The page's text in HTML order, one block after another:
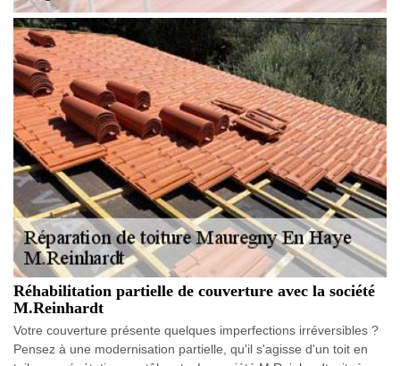
Réhabilitation partielle de couverture avec la société
M.Reinhardt
Votre couverture présente quelques imperfections irréversibles ?
Pensez à une modernisation partielle, qu'il s'agisse d'un toit en